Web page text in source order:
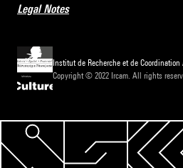
Legal Notes
Institut de Recherche et de
Copyright © 2022 Ircam. All rights